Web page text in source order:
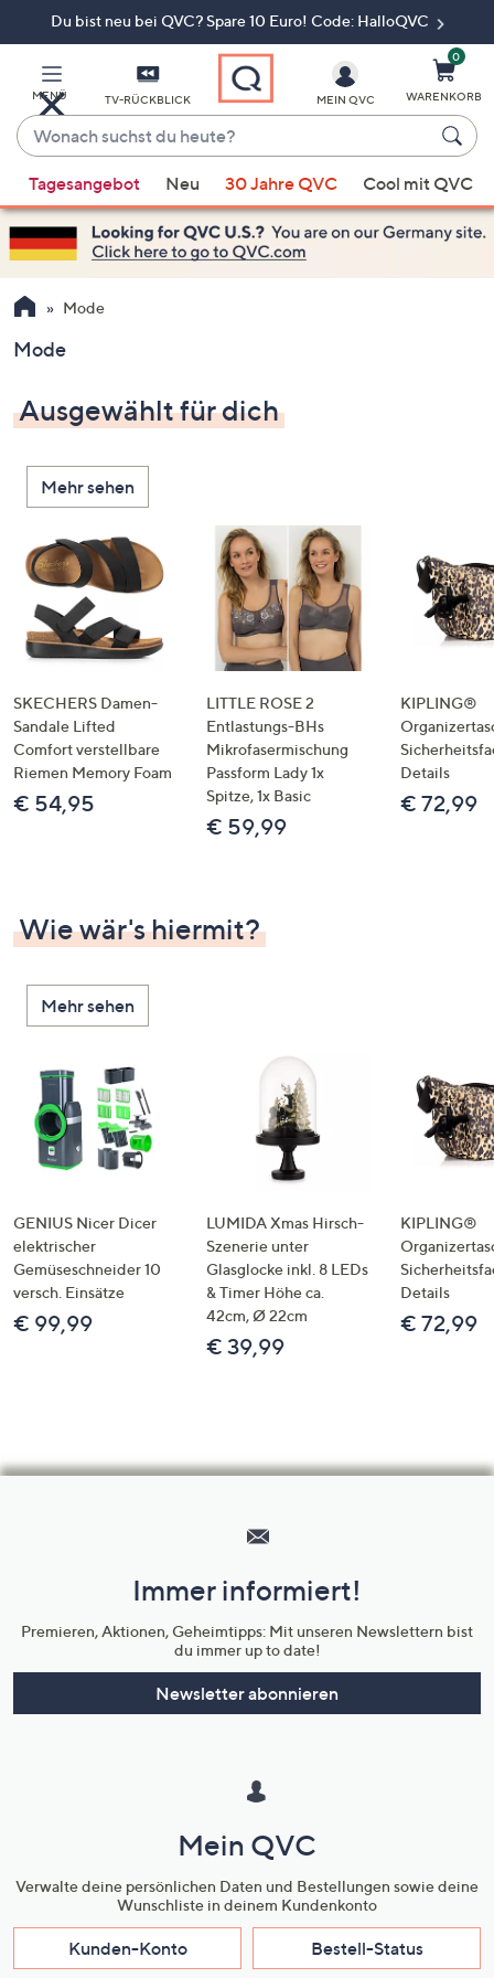
Du bist neu bei QVC? Spare 10 Euro! Code: HalloQVC
MENÜ TV-RÜCKBLICK
Wonach
suchst
du
heute?
Vorschläge
verfügbar
sind,
verwenden
Sie
Pfeiltasten
oben
und
nach
unten
oder
wischen
Sie
Touch-
Geräten
links
bzw.
rechts,
um
diese
MEIN QVC
0
WARENKORB
Tagesangebot Neu 30 Jahre QVC Cool mit QVC
Mode
Mode
Ausgewählt für dich
Mehr sehen
SKECHERS Damen-
Sandale Lifted
Comfort verstellbare
Riemen Memory Foam
€ 54,95
LITTLE ROSE 2
Entlastungs-BHs
Mikrofasermischung
Passform Lady 1x
Spitze, 1x Basic
€ 59,99
KIPLING®
Details
€ 72,99
Wie wär's hiermit?
Mehr sehen
GENIUS Nicer Dicer
elektrischer
Gemüseschneider 10
versch. Einsätze
€ 99,99
LUMIDA Xmas Hirsch-
Szenerie unter
Glasglocke inkl. 8 LEDs
& Timer Höhe ca.
42cm, Ø 22cm
€ 39,99
KIPLING®
Details
€ 72,99
Unternehmensinformationen
Immer informiert!
Premieren, Aktionen, Geheimtipps: Mit unseren Newslettern bist
du immer up to date!
Newsletter abonnieren
Mein QVC
Verwalte deine persönlichen Daten und Bestellungen sowie deine
Wunschliste in deinem Kundenkonto
Kunden-Konto Bestell-Status